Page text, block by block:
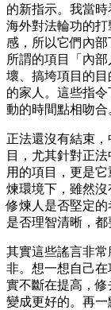
的新指示。我當
海外對法輪功的
感，所以它們內
所謂的項目「內
壞、搞垮項目的
的家人。這些指
動的時間點相吻合
正法還沒有結束
目，尤其針對正
用的項目，更是
煉環境下，雖然
修煉人是否堅定的
是否理智清晰，都
其實這些謠言非
非。想一想自己
實不斷在提高，
變成更好的。再